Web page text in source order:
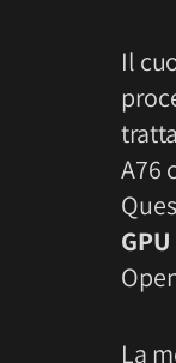
Il
A76
La